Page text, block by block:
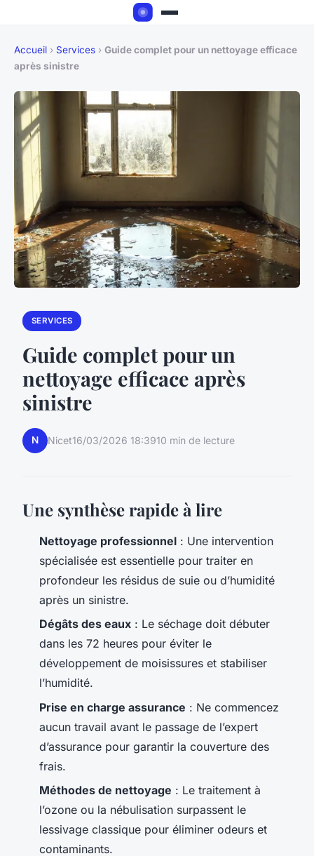
Accueil › Services › Guide complet pour un nettoyage efficace
après sinistre
SERVICES
Guide complet pour un
nettoyage efficace après
sinistre
N Nicet16/03/2026 18:3910 min de lecture
Une synthèse rapide à lire
Nettoyage professionnel : Une intervention
spécialisée est essentielle pour traiter en
profondeur les résidus de suie ou d’humidité
après un sinistre.
Dégâts des eaux : Le séchage doit débuter
dans les 72 heures pour éviter le
développement de moisissures et stabiliser
l’humidité.
Prise en charge assurance : Ne commencez
aucun travail avant le passage de l’expert
d’assurance pour garantir la couverture des
frais.
Méthodes de nettoyage : Le traitement à
l’ozone ou la nébulisation surpassent le
lessivage classique pour éliminer odeurs et
contaminants.